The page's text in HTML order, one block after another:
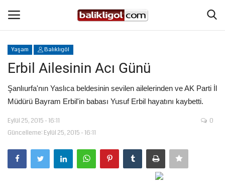
Giriş Yap
Anasayfa
Magazin
Yaşam Balıklıgöl
Erbil Ailesinin Acı Günü
Şanlıurfa'nın Yaslıca beldesinin sevilen ailelerinden ve AK Parti İl
Müdürü Bayram Erbil'in babası Yusuf Erbil hayatını kaybetti.
Eylül 25, 2015 - 16:11
Güncelleme: Eylül 25, 2015 - 16:11
0